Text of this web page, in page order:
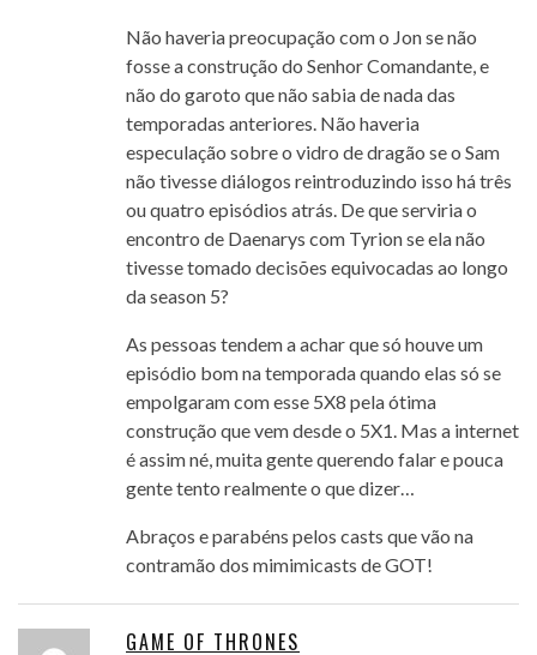
Não haveria preocupação com o Jon se não
fosse a construção do Senhor Comandante, e
não do garoto que não sabia de nada das
temporadas anteriores. Não haveria
especulação sobre o vidro de dragão se o Sam
não tivesse diálogos reintroduzindo isso há três
ou quatro episódios atrás. De que serviria o
encontro de Daenarys com Tyrion se ela não
tivesse tomado decisões equivocadas ao longo
da season 5?
As pessoas tendem a achar que só houve um
episódio bom na temporada quando elas só se
empolgaram com esse 5X8 pela ótima
construção que vem desde o 5X1. Mas a internet
é assim né, muita gente querendo falar e pouca
gente tento realmente o que dizer…
Abraços e parabéns pelos casts que vão na
contramão dos mimimicasts de GOT!
GAME OF THRONES